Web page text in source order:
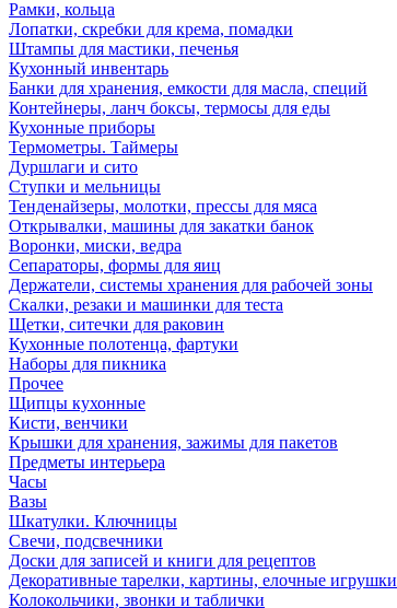
Рамки, кольца
Лопатки, скребки для крема, помадки
Штампы для мастики, печенья
Кухонный инвентарь
Банки для хранения, емкости для масла, специй
Контейнеры, ланч боксы, термосы для еды
Кухонные приборы
Термометры. Таймеры
Дуршлаги и сито
Ступки и мельницы
Тенденайзеры, молотки, прессы для мяса
Открывалки, машины для закатки банок
Воронки, миски, ведра
Сепараторы, формы для яиц
Держатели, системы хранения для рабочей зоны
Скалки, резаки и машинки для теста
Щетки, ситечки для раковин
Кухонные полотенца, фартуки
Наборы для пикника
Прочее
Щипцы кухонные
Кисти, венчики
Крышки для хранения, зажимы для пакетов
Предметы интерьера
Часы
Вазы
Шкатулки. Ключницы
Свечи, подсвечники
Доски для записей и книги для рецептов
Декоративные тарелки, картины, елочные игрушки
Колокольчики, звонки и таблички